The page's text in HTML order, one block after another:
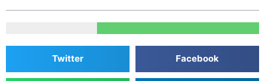
Facebook
Twitter